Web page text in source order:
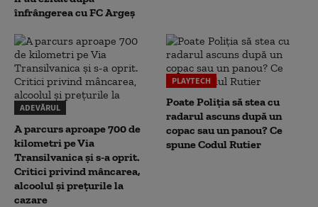
înfrângerea cu FC Argeș
ADEVĂRUL
A parcurs aproape 700 de
kilometri pe Via
Transilvanica și s-a oprit.
Critici privind mâncarea,
alcoolul și prețurile la
cazare
PLAYTECH
Poate Poliția să stea cu
radarul ascuns după un
copac sau un panou? Ce
spune Codul Rutier